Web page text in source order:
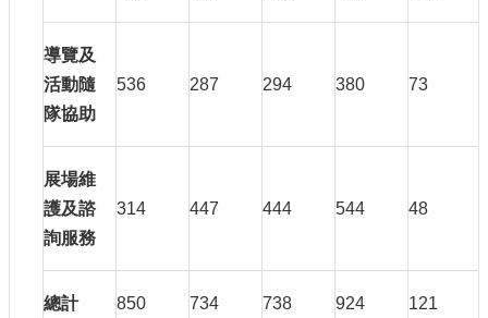
導覽及
活動隨
隊協助
536 287 294 380 73
展場維
護及諮
詢服務
314 447 444 544 48
總計 850 734 738 924 121